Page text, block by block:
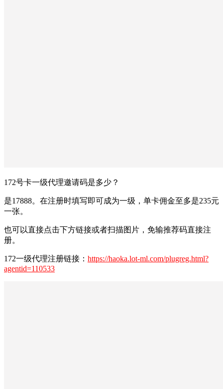
172号卡一级代理邀请码是多少？
是17888。在注册时填写即可成为一级，单卡佣金至多是235元
一张。
也可以直接点击下方链接或者扫描图片，免输推荐码直接注
册。
172一级代理注册链接： https://haoka.lot-ml.com/plugreg.html?
agentid=110533